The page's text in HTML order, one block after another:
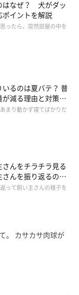
くれるように嗜好
ているものが多い
に注意が必要なた
ります。
準にしなくていい
トフードを国内で
け、それにのっと
止しています。
あれば、原産国を
されているのな
です。
はなぜ？ 犬がダッ
イントを解説
ったら、突然部屋の中を
るのは夏バテ？ 普
減る理由と対策と
まり動かず寝てばかりだ
んをチラチラ見る
んを振り返るのは
って飼い主さんの様子を
。 カサカサ肉球が